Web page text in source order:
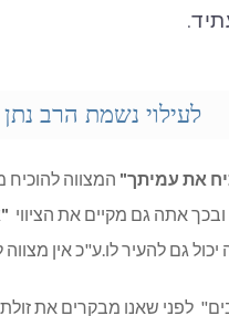
לעילוי נשמת הרב
המצווה
אתה גם מקיים את הציווי
גם להעיר לו.ע"כ אין
לפני שאנו מבקרים את